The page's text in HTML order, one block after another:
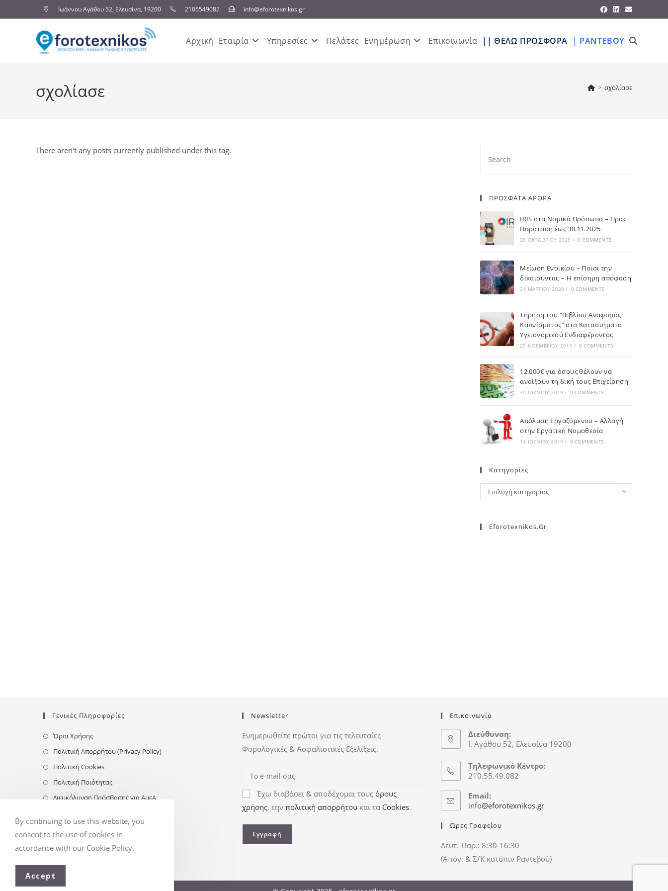
Ιωάννου Αγάθου 52, Ελευσίνα, 19200 2105549082 info@eforotexnikos.gr
Αρχική Εταιρία Υπηρεσίες Πελάτες Ενημέρωση Επικοινωνία || ΘΕΛΩ ΠΡΟΣΦΟΡΑ | ΡΑΝΤΕΒΟΥ
σχολίασε > σχολίασε
There aren't any posts currently published under this tag.
ΠΡΟΣΦΑΤΑ ΑΡΘΡΑ
IRIS στα Νομικά Πρόσωπα – Προς
Παράταση έως 30.11.2025
28 ΟΚΤΩΒΡΊΟΥ 2025 / 0 COMMENTS
Μείωση Ενοικίου – Ποιοι την
δικαιούνται; – Η επίσημη απόφαση
21 ΜΑΡΤΊΟΥ 2020 / 0 COMMENTS
Τήρηση του “Βιβλίου Αναφοράς
Καπνίσματος” στα Καταστήματα
Υγειονομικού Ενδιαφέροντος
25 ΝΟΕΜΒΡΊΟΥ 2019 / 0 COMMENTS
12.000€ για όσους θέλουν να
ανοίξουν τη δική τους Επιχείρηση
30 ΙΟΥΝΊΟΥ 2019 / 0 COMMENTS
Απόλυση Εργαζόμενου – Αλλαγή
στην Εργατική Νομοθεσία
14 ΙΟΥΝΊΟΥ 2019 / 0 COMMENTS
Kατηγορίες
Επιλογή κατηγορίας
Eforotexnikos.gr
Γενικές Πληροφορίες
Όροι Χρήσης
Πολιτική Απορρήτου (Privacy Policy)
Πολιτική Cookies
Πολιτική Ποιότητας
Διευκόλυνση Πρόσβασης για ΑμεΑ
Follow Us
Newsletter
Ενημερωθείτε πρώτοι για τις τελευταίες
Φορολογικές & Ασφαλιστικές Εξελίξεις.
Έχω διαβάσει & αποδέχομαι τους όρους
χρήσης, την πολιτική απορρήτουκαι τα Cookies.
Επικοινωνία
Διεύθυνση:
Ι. Αγάθου 52, Ελευσίνα 19200
Τηλεφωνικό Κέντρο:
210.55.49.082
Email:
info@eforotexnikos.gr
Ώρες Γραφείου
Δευτ.-Παρ.: 8:30-16:30
(Απόγ. & Σ/Κ κατόπιν Ραντεβού)
By continuing to use this website, you
consent to the use of cookies in
accordance with our Cookie Policy.
Accept